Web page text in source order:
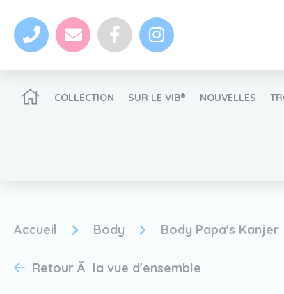
COLLECTION SUR LE VIB® NOUVELLES
Accueil Body Body Papa's Kanjer
Retour Ã la vue d'ensemble